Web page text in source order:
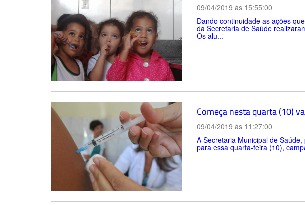
09/04/2019 ás 15:55:00
Dando continuidade as ações
da Secretaria de Saúde
Os alu...
Começa nesta quarta (10)
09/04/2019 ás 11:27:00
A Secretaria Municipal de
para essa quarta-feira (10),